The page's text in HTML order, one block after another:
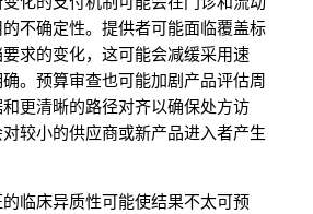
不确定性。提供者可能面临覆盖标
求的变化，这可能会减缓采用速
。预算审查也可能加剧产品评估周
更清晰的路径对齐以确保处方访
较小的供应商或新产品进入者产生
临床异质性可能使结果不太可预